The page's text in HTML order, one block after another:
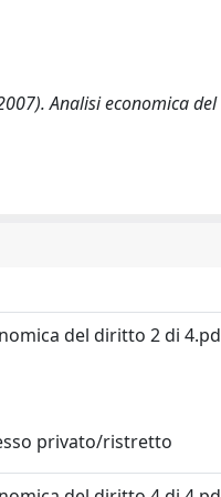
Analisi economica
del diritto 2 di
privato/ristretto